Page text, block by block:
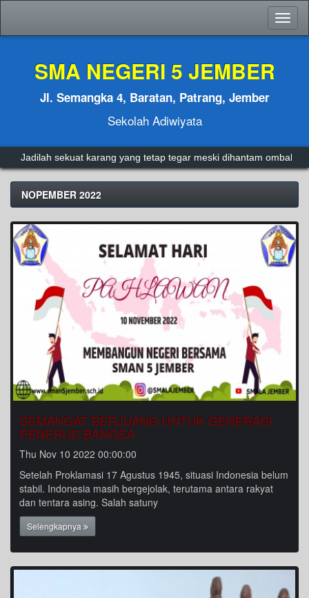
SMA NEGERI 5 JEMBER
Jl. Semangka 4, Baratan, Patrang, Jember
Sekolah Adiwiyata
Jadilah sekuat karang yang tetap tegar meski dihantam ombak.
NOPEMBER 2022
SEMANGAT BERJUANG UNTUK GENERASI
PENERUS BANGSA
Thu Nov 10 2022 00:00:00
Setelah Proklamasi 17 Agustus 1945, situasi Indonesia belum
stabil. Indonesia masih bergejolak, terutama antara rakyat
dan tentara asing. Salah satuny
Selengkapnya